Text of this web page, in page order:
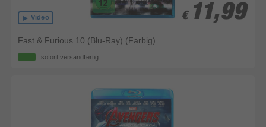
Video € 11,99
€ 11,99
Fast & Furious 10 (Blu-Ray) (Farbig)
sofort versandfertig